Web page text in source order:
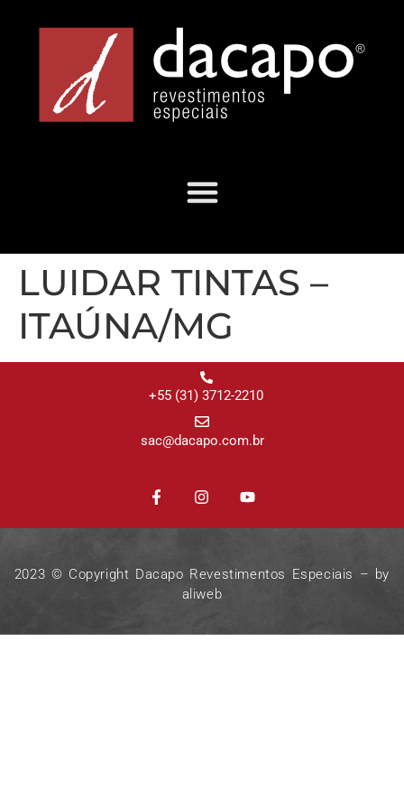
LUIDAR TINTAS –
ITAÚNA/MG
+55 (31) 3712-2210
sac@dacapo.com.br
2023 © Copyright Dacapo Revestimentos Especiais – by
aliweb